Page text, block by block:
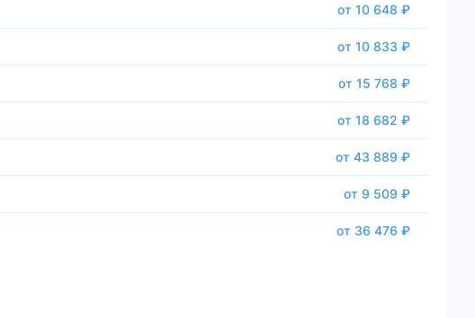
от 10 648 ₽
от 10 833 ₽
от 15 768 ₽
от 18 682 ₽
от 43 889 ₽
от 9 509 ₽
от 36 476 ₽